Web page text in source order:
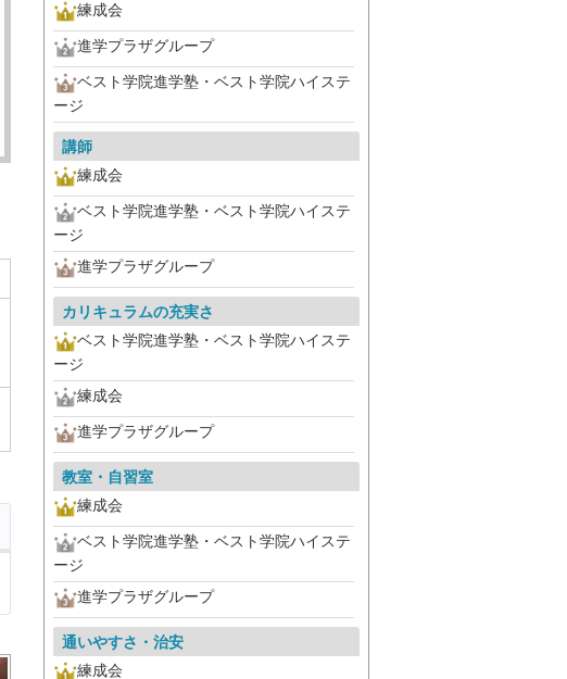
練成会
進学プラザグループ
ベスト学院進学塾・ベスト学院ハイステ
ージ
講師
練成会
ベスト学院進学塾・ベスト学院ハイステ
ージ
進学プラザグループ
カリキュラムの充実さ
ベスト学院進学塾・ベスト学院ハイステ
ージ
練成会
進学プラザグループ
教室・自習室
練成会
ベスト学院進学塾・ベスト学院ハイステ
ージ
進学プラザグループ
通いやすさ・治安
練成会